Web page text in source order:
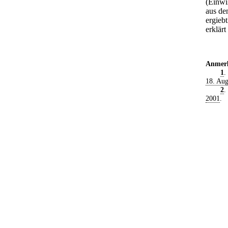
aus
erklärt
1
18.
2.
2001